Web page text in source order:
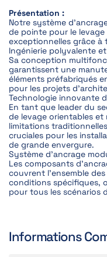
Présentation :
Notre système
de pointe pour le
exceptionnelles grâce à
Ingénierie polyvalente
Sa conception
garantissent une
éléments préfabriqués
pour les projets
Technologie innovante
En tant que leader du
de levage orientables
limitations
cruciales pour les
de grande envergure.
Système d'ancrage
Les composants
couvrent l'ensemble
conditions spécifiques,
pour tous les scénarios
Informations